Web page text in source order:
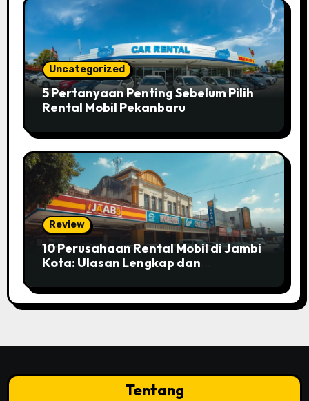
Uncategorized
5 Pertanyaan Penting Sebelum Pilih
Rental Mobil Pekanbaru
Review
10 Perusahaan Rental Mobil di Jambi
Kota: Ulasan Lengkap dan
Tentang